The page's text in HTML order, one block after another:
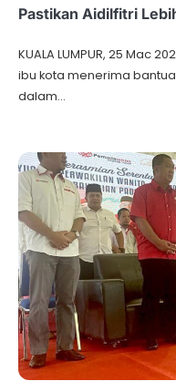
Pastikan Aidilfitri
KUALA LUMPUR, 25 Mac
ibu kota menerima
dalam…